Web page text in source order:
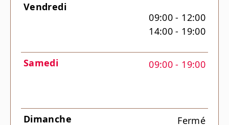
Vendredi
09:00 - 12:00
14:00 - 19:00
Samedi 09:00 - 19:00
Dimanche Fermé